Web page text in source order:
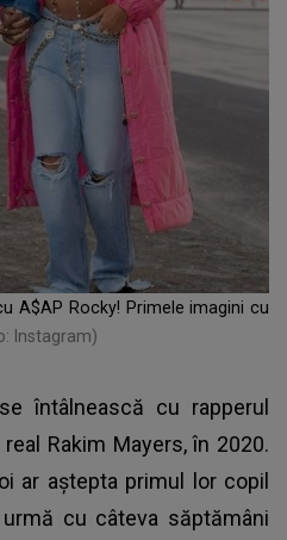
A$AP Rocky! Primele imagini cu
Instagram)
întâlnească cu rapperul
Rakim Mayers, în 2020.
ar aștepta primul lor copil
cu câteva săptămâni